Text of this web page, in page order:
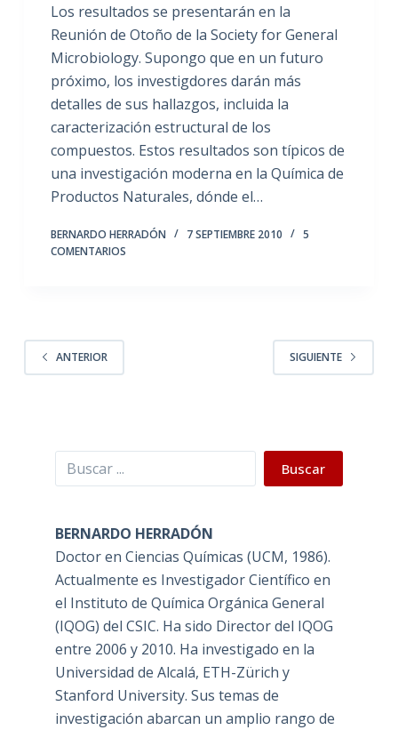
Los resultados se presentarán en la
Reunión de Otoño de la Society for General
Microbiology. Supongo que en un futuro
próximo, los investigdores darán más
detalles de sus hallazgos, incluida la
caracterización estructural de los
compuestos. Estos resultados son típicos de
una investigación moderna en la Química de
Productos Naturales, dónde el…
BERNARDO HERRADÓN 7 SEPTIEMBRE 2010
5
COMENTARIOS
ANTERIOR SIGUIENTE
Buscar Buscar
BERNARDO HERRADÓN
Doctor en Ciencias Químicas (UCM, 1986).
Actualmente es Investigador Científico en
el Instituto de Química Orgánica General
(IQOG) del CSIC. Ha sido Director del IQOG
entre 2006 y 2010. Ha investigado en la
Universidad de Alcalá, ETH-Zürich y
Stanford University. Sus temas de
investigación abarcan un amplio rango de